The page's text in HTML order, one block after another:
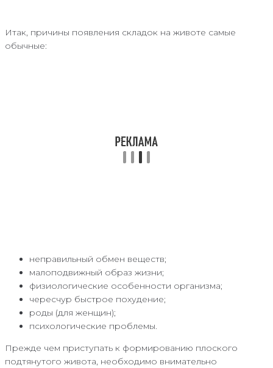
Итак, причины появления складок на животе самые
обычные:
неправильный обмен веществ;
малоподвижный образ жизни;
физиологические особенности организма;
чересчур быстрое похудение;
роды (для женщин);
психологические проблемы.
Прежде чем приступать к формированию плоского
подтянутого живота, необходимо внимательно